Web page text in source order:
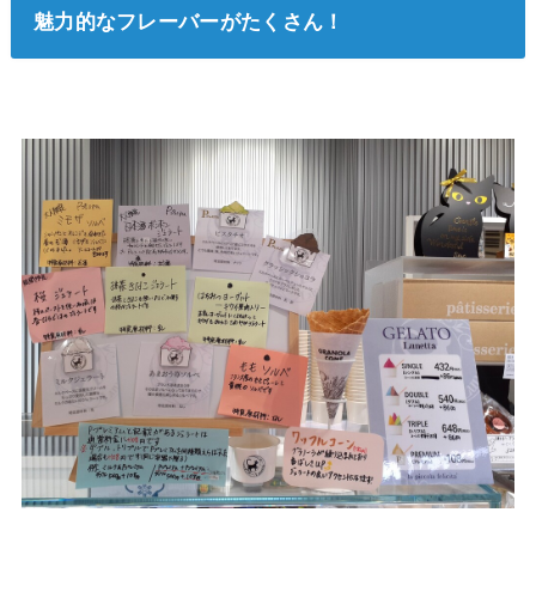
魅力的なフレーバーがたくさん！